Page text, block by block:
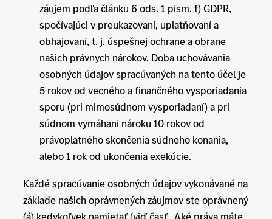
záujem podľa článku 6 ods. 1 písm. f) GDPR,
spočívajúci v preukazovaní, uplatňovaní a
obhajovaní, t. j. úspešnej ochrane a obrane
našich právnych nárokov. Doba uchovávania
osobných údajov spracúvaných na tento účel je
5 rokov od vecného a finančného vysporiadania
sporu (pri mimosúdnom vysporiadaní) a pri
súdnom vymáhaní nároku 10 rokov od
právoplatného skončenia súdneho konania,
alebo 1 rok od ukončenia exekúcie.
Každé spracúvanie osobných údajov vykonávané na
základe našich oprávnených záujmov ste oprávnený